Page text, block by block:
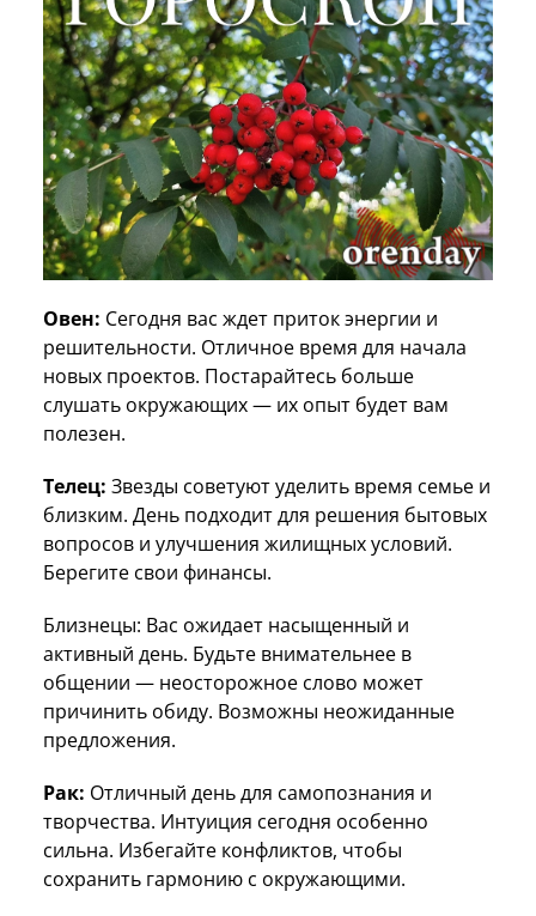
Овен: Сегодня вас ждет приток энергии и
решительности. Отличное время для начала
новых проектов. Постарайтесь больше
слушать окружающих — их опыт будет вам
полезен.
Телец: Звезды советуют уделить время семье и
близким. День подходит для решения бытовых
вопросов и улучшения жилищных условий.
Берегите свои финансы.
Близнецы: Вас ожидает насыщенный и
активный день. Будьте внимательнее в
общении — неосторожное слово может
причинить обиду. Возможны неожиданные
предложения.
Рак: Отличный день для самопознания и
творчества. Интуиция сегодня особенно
сильна. Избегайте конфликтов, чтобы
сохранить гармонию с окружающими.